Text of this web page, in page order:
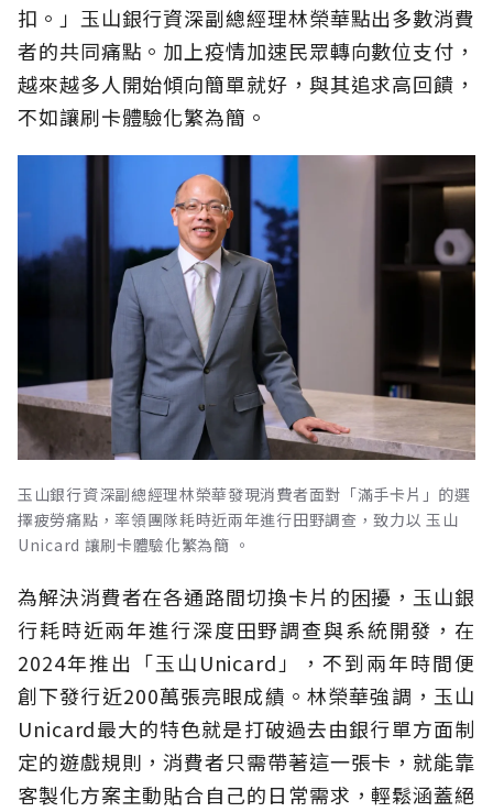
扣。」玉山銀行資深副總經理林榮華點出多數消費
者的共同痛點。加上疫情加速民眾轉向數位支付，
越來越多人開始傾向簡單就好，與其追求高回饋，
不如讓刷卡體驗化繁為簡。
玉山銀行資深副總經理林榮華發現消費者面對「滿手卡片」的選
擇疲勞痛點，率領團隊耗時近兩年進行田野調查，致力以 玉山
Unicard 讓刷卡體驗化繁為簡 。
為解決消費者在各通路間切換卡片的困擾，玉山銀
行耗時近兩年進行深度田野調查與系統開發，在
2024年推出「玉山Unicard」，不到兩年時間便
創下發行近200萬張亮眼成績。林榮華強調，玉山
Unicard最大的特色就是打破過去由銀行單方面制
定的遊戲規則，消費者只需帶著這一張卡，就能靠
客製化方案主動貼合自己的日常需求，輕鬆涵蓋絕